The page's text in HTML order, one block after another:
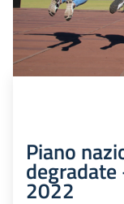
Piano
2022